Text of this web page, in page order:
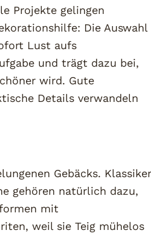
Projekte gelingen
Die Auswahl
Lust aufs
und trägt dazu bei,
wird. Gute
Details verwandeln
Gebäcks. Klassiker
gehören natürlich dazu,
mit
weil sie Teig mühelos